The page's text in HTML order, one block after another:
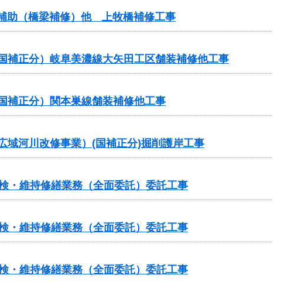
助（橋梁補修）他 上牧橋補修工事
補正分）岐阜美濃線大矢田工区舗装補修他工事
補正分）関本巣線舗装補修他工事
域河川改修事業）(国補正分)掘削護岸工事
・維持修繕業務（全面委託）委託工事
・維持修繕業務（全面委託）委託工事
・維持修繕業務（全面委託）委託工事